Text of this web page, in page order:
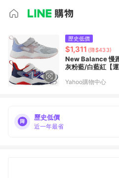
歷史低價
$1,311 (降$433)
New Balance 慢
灰粉藍/白藍紅【
Yahoo購物中心
歷史低價
近一年最省